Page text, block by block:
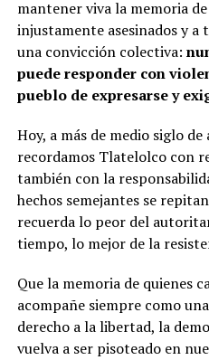
mantener viva la memoria
injustamente asesinados y a
una convicción colectiva:
puede responder con
pueblo de expresarse y
Hoy, a más de medio siglo
recordamos Tlatelolco con
también con la
hechos semejantes se
recuerda lo peor del
tiempo, lo mejor de la
Que la memoria de quienes
acompañe siempre como
derecho a la libertad, la
vuelva a ser pisoteado en